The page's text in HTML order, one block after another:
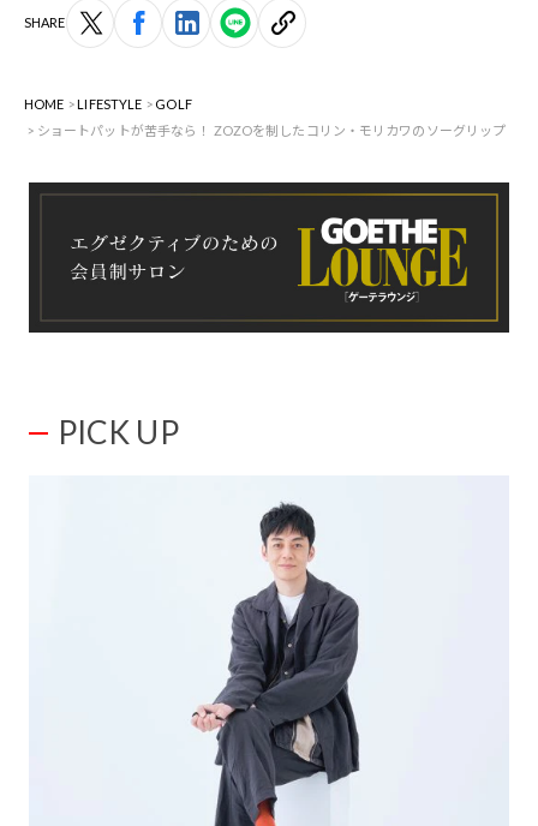
SHARE
HOME LIFESTYLE
GOLF
ショートパットが苦手なら！ ZOZOを制したコリン・モリカワのソーグリップ
PICK UP